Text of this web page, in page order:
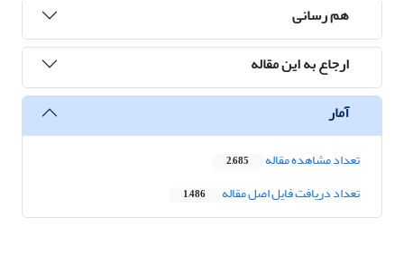
هم رسانی
ارجاع به این مقاله
آمار
تعداد مشاهده مقاله 2,685
تعداد دریافت فایل اصل مقاله 1,486